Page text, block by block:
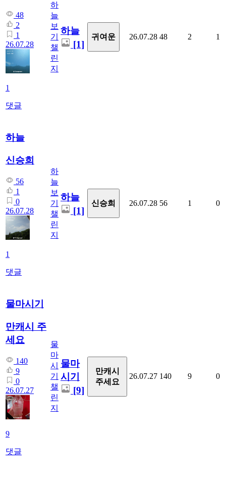
48
2
1
26.07.28
1
댓글
하
늘
보
기
챌
린
지
하늘
[1]
귀여운 26.07.28 48 2 1
하늘
신승희
56
1
0
26.07.28
1
댓글
하
늘
보
기
챌
린
지
하늘
[1]
신승희 26.07.28 56 1 0
물마시기
만캐시 주
세요
140
9
0
26.07.27
9
댓글
물
마
시
기
챌
린
지
물마
시기
[9]
만캐시
주세요
26.07.27 140 9 0